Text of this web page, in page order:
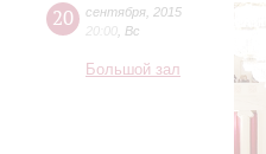
20 сентября 2015
20:00 Вс
Большой зал